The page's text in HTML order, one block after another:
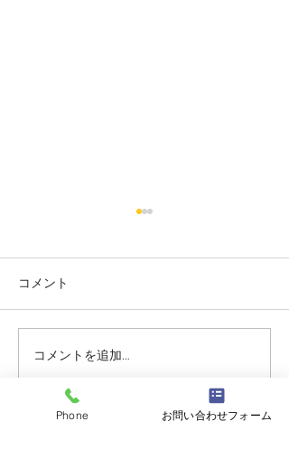
志誠會ファィティングト
6/7開催 ⑫
コメント
コメントを追加…
Phone お問い合わせフォーム